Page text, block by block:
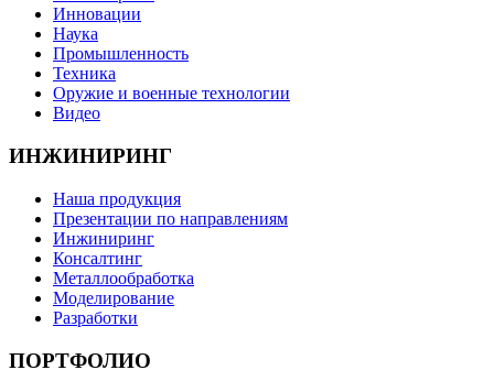
Инновации
Наука
Промышленность
Техника
Оружие и военные технологии
Видео
ИНЖИНИРИНГ
Наша продукция
Презентации по направлениям
Инжиниринг
Консалтинг
Металлообработка
Моделирование
Разработки
ПОРТФОЛИО